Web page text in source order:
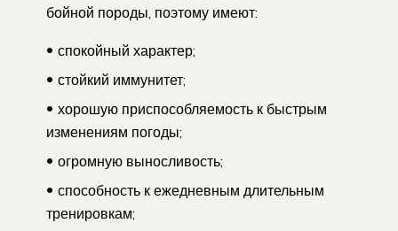
бойной породы, поэтому имеют:
спокойный характер;
стойкий иммунитет;
хорошую приспособляемость к быстрым
изменениям погоды;
огромную выносливость;
способность к ежедневным длительным
тренировкам;